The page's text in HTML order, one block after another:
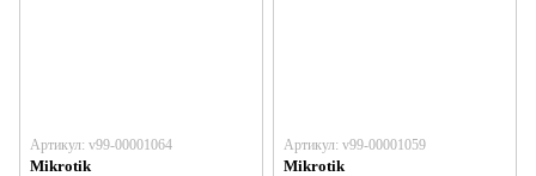
Артикул: v99-00001064
Mikrotik
Артикул: v99-00001059
Mikrotik